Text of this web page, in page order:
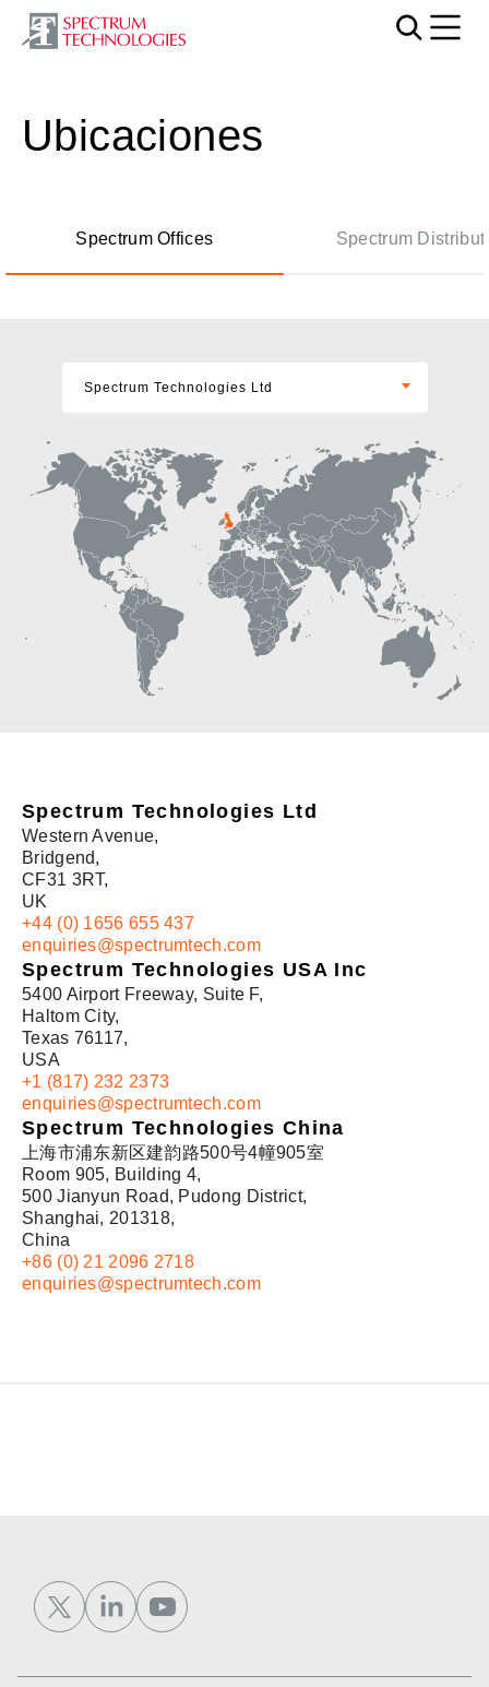
Ubicaciones
Spectrum Offices Spectrum
Spectrum Technologies Ltd
Spectrum Technologies USA Inc
Spectrum Technologies China
Spectrum Technologies Ltd
Western Avenue,
Bridgend,
CF31 3RT,
UK
+44 (0) 1656 655 437
enquiries@spectrumtech.com
Spectrum Technologies USA Inc
5400 Airport Freeway, Suite F,
Haltom City,
Texas 76117,
USA
+1 (817) 232 2373
enquiries@spectrumtech.com
Spectrum Technologies China
上海市浦东新区建韵路500号4幢905室
Room 905, Building 4,
500 Jianyun Road, Pudong District,
Shanghai, 201318,
China
+86 (0) 21 2096 2718
enquiries@spectrumtech.com